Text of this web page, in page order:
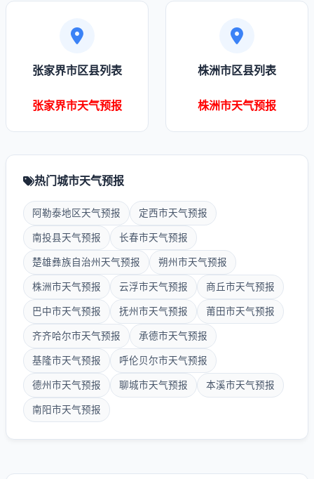
张家界市区县列表
张家界市天气预报
株洲市区县列表
株洲市天气预报
热门城市天气预报
阿勒泰地区天气预报 定西市天气预报
南投县天气预报 长春市天气预报
楚雄彝族自治州天气预报 朔州市天气预报
株洲市天气预报 云浮市天气预报 商丘市天气预报
巴中市天气预报 抚州市天气预报 莆田市天气预报
齐齐哈尔市天气预报 承德市天气预报
基隆市天气预报 呼伦贝尔市天气预报
德州市天气预报 聊城市天气预报 本溪市天气预报
南阳市天气预报